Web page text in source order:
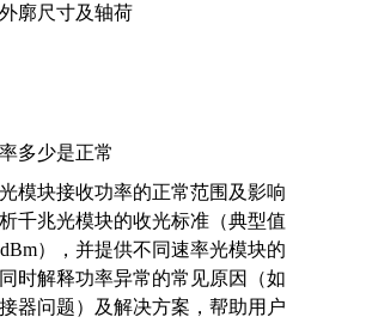
廓尺寸及轴荷
多少是正常
模块接收功率的正常范围及影响
千兆光模块的收光标准（典型值
），并提供不同速率光模块的
时解释功率异常的常见原因（如
器问题）及解决方案，帮助用户